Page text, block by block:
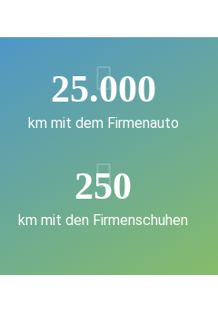
25.000
km mit dem Firmenauto
250
km mit den Firmenschuhen